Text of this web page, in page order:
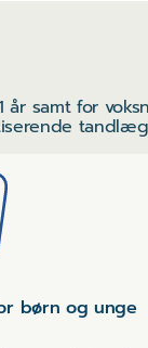
samt for
9. juli 2026
børn og unge